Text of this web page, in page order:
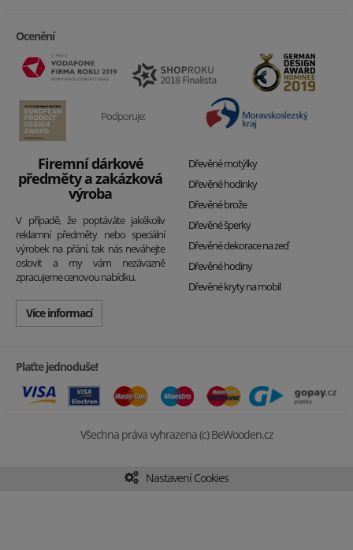
Ocenění
Podporuje:
Firemní dárkové
předměty a zakázková
výroba
V případě, že poptáváte jakékoliv
reklamní předměty nebo speciální
výrobek na přání, tak nás neváhejte
oslovit a my vám nezávazně
zpracujeme cenovou nabídku.
Více informací
Dřevěné motýlky
Dřevěné hodinky
Dřevěné brože
Dřevěné šperky
Dřevěné dekorace na zeď
Dřevěné hodiny
Dřevěné kryty na mobil
Plaťte jednoduše!
Všechna práva vyhrazena (c) BeWooden.cz
Nastavení Cookies